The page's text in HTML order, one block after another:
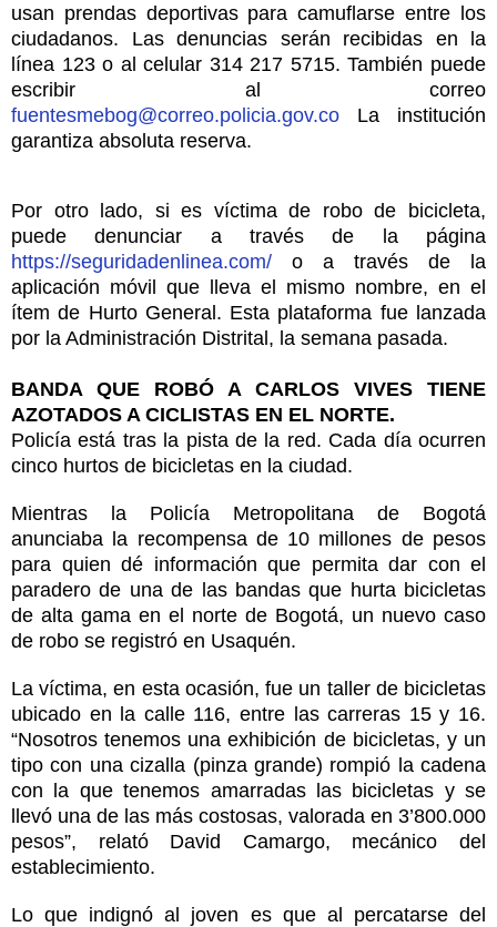
usan prendas deportivas para camuflarse entre los
ciudadanos. Las denuncias serán recibidas en la
línea 123 o al celular 314 217 5715. También puede
escribir al correo
fuentesmebog@correo.policia.gov.co La institución
garantiza absoluta reserva.
Por otro lado, si es víctima de robo de bicicleta,
puede denunciar a través de la página
https://seguridadenlinea.com/ o a través de la
aplicación móvil que lleva el mismo nombre, en el
ítem de Hurto General. Esta plataforma fue lanzada
por la Administración Distrital, la semana pasada.
BANDA QUE ROBÓ A CARLOS VIVES TIENE
AZOTADOS A CICLISTAS EN EL NORTE.
Policía está tras la pista de la red. Cada día ocurren
cinco hurtos de bicicletas en la ciudad.
Mientras la Policía Metropolitana de Bogotá
anunciaba la recompensa de 10 millones de pesos
para quien dé información que permita dar con el
paradero de una de las bandas que hurta bicicletas
de alta gama en el norte de Bogotá, un nuevo caso
de robo se registró en Usaquén.
La víctima, en esta ocasión, fue un taller de bicicletas
ubicado en la calle 116, entre las carreras 15 y 16.
“Nosotros tenemos una exhibición de bicicletas, y un
tipo con una cizalla (pinza grande) rompió la cadena
con la que tenemos amarradas las bicicletas y se
llevó una de las más costosas, valorada en 3’800.000
pesos”, relató David Camargo, mecánico del
establecimiento.
Lo que indignó al joven es que al percatarse del